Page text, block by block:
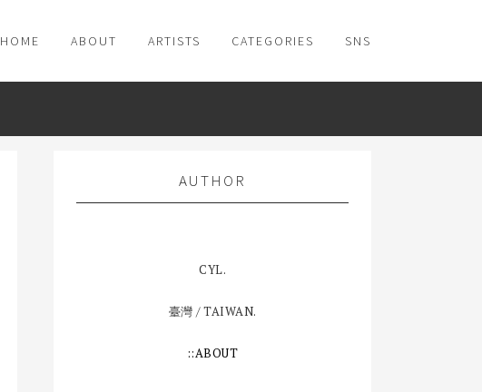
HOME ABOUT ARTISTS CATEGORIES SNS
AUTHOR
CYL.
臺灣 / TAIWAN.
::ABOUT